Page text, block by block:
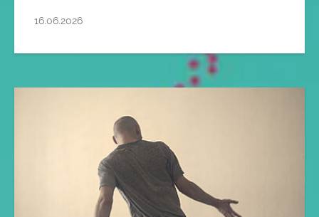
16.06.2026